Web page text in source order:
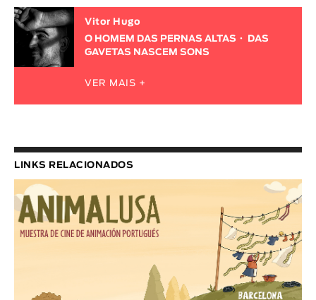
Vitor Hugo
O HOMEM DAS PERNAS ALTAS
DAS
GAVETAS NASCEM SONS
VER MAIS +
LINKS RELACIONADOS